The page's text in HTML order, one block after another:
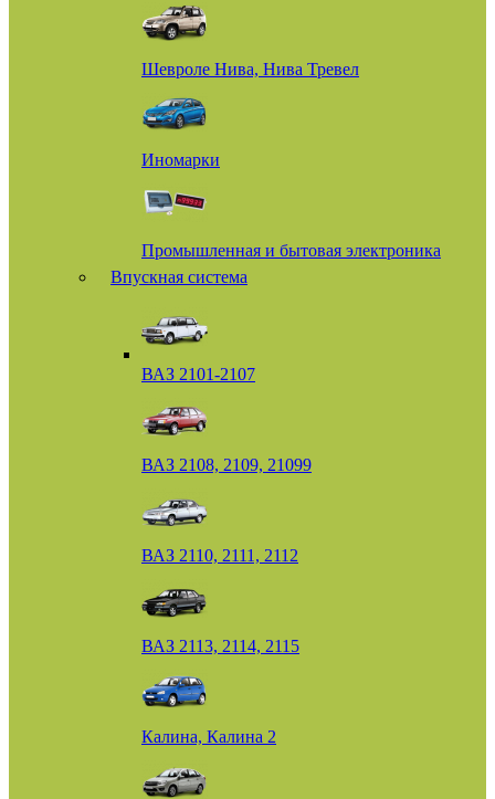
Шевроле Нива, Нива Тревел
Иномарки
Промышленная и бытовая электроника
Впускная система
ВАЗ 2101-2107
ВАЗ 2108, 2109, 21099
ВАЗ 2110, 2111, 2112
ВАЗ 2113, 2114, 2115
Калина, Калина 2